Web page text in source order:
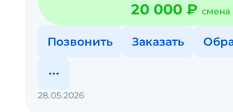
20 000 ₽ смена
Позвонить Заказать
28.05.2026